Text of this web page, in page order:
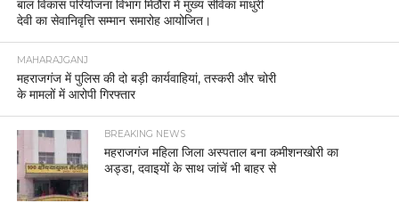
बाल विकास परियोजना विभाग मिठौरा में मुख्य सेविका माधुरी
देवी का सेवानिवृत्ति सम्मान समारोह आयोजित।
MAHARAJGANJ
महराजगंज में पुलिस की दो बड़ी कार्यवाहियां, तस्करी और चोरी
के मामलों में आरोपी गिरफ्तार
BREAKING NEWS
महराजगंज महिला जिला अस्पताल बना कमीशनखोरी का
अड्डा, दवाइयों के साथ जांचें भी बाहर से